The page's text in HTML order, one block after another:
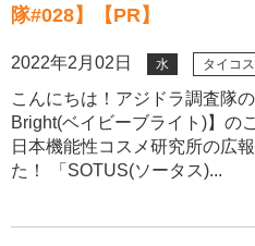
隊#028】【PR】
2022年2月02日 水 タイコ
こんにちは！アジドラ調査隊
Bright(ベイビーブライト)】の
日本機能性コスメ研究所の広
た！ 「SOTUS(ソータス)...